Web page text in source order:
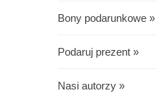
Bony podarunkowe »
Podaruj prezent »
Nasi autorzy »